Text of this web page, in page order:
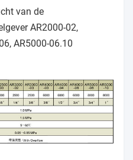
van de
AR2000-02,
AR5000-06.10